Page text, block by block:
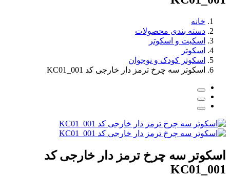
خانه
دسته بندی محصولات
اسکیت و اسکوتر
اسکوتر
اسکوتر کودک و نوجوان
اسکوتر سه چرخ ترمز دار خارجی کد KC01_001
اسکوتر سه چرخ ترمز دار خارجی کد
KC01_001